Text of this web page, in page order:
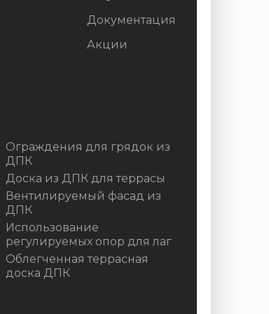
Документация
Акции
Ограждения для грядок из
ДПК
Доска из ДПК для террасы
Вентилируемый фасад из
ДПК
Использование
регулируемых опор для лаг
Облегченная террасная
доска ДПК